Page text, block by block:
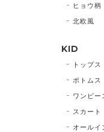
ヒョウ柄
北欧風
KID
トップス
ボトムス
ワンピー
スカート
オールイ